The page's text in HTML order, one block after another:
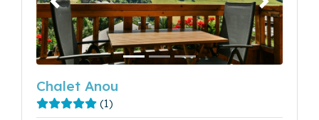
Précédent Suivant
Chalet Anou
(1)